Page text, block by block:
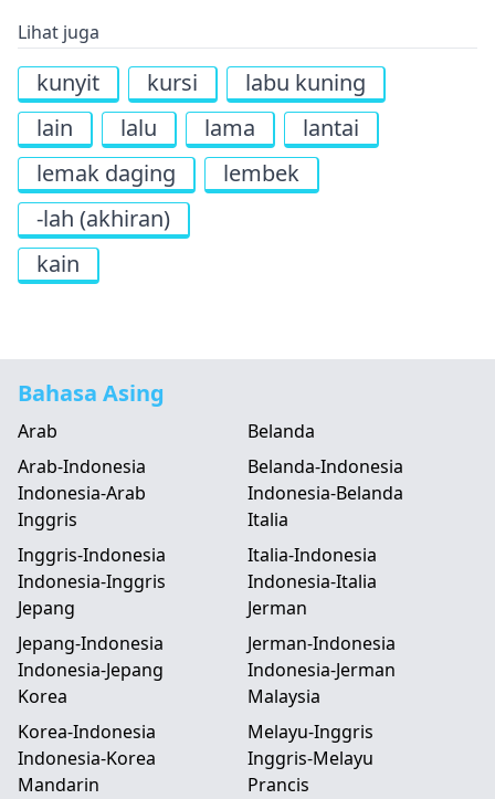
Lihat juga
kunyit kursi
labu kuning
lain
lalu lama
lantai
lemak daging
lembek
-lah (akhiran)
kain
Bahasa Asing
Arab
Arab-Indonesia
Indonesia-Arab
Belanda
Belanda-Indonesia
Indonesia-Belanda
Inggris
Inggris-Indonesia
Indonesia-Inggris
Italia
Italia-Indonesia
Indonesia-Italia
Jepang
Jepang-Indonesia
Indonesia-Jepang
Jerman
Jerman-Indonesia
Indonesia-Jerman
Korea
Korea-Indonesia
Indonesia-Korea
Malaysia
Melayu-Inggris
Inggris-Melayu
Mandarin
Prancis